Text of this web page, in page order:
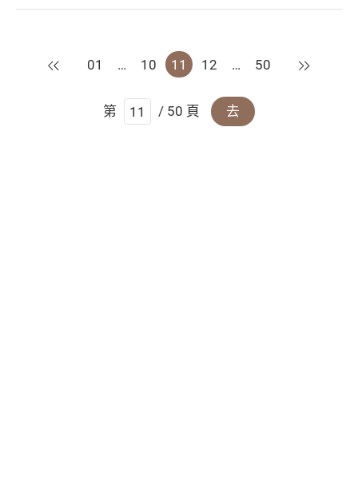
上一頁
01 … 10 11 12 … 50 下一頁
第 / 50 頁 去